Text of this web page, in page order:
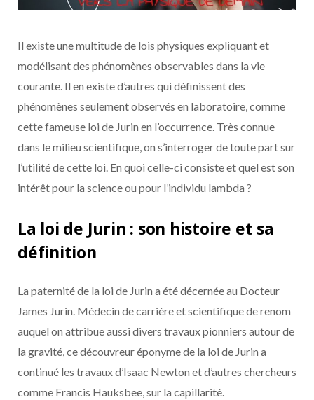
Il existe une multitude de lois physiques expliquant et
modélisant des phénomènes observables dans la vie
courante. Il en existe d’autres qui définissent des
phénomènes seulement observés en laboratoire, comme
cette fameuse loi de Jurin en l’occurrence. Très connue
dans le milieu scientifique, on s’interroger de toute part sur
l’utilité de cette loi. En quoi celle-ci consiste et quel est son
intérêt pour la science ou pour l’individu lambda ?
La loi de Jurin : son histoire et sa
définition
La paternité de la loi de Jurin a été décernée au Docteur
James Jurin. Médecin de carrière et scientifique de renom
auquel on attribue aussi divers travaux pionniers autour de
la gravité, ce découvreur éponyme de la loi de Jurin a
continué les travaux d’Isaac Newton et d’autres chercheurs
comme Francis Hauksbee, sur la capillarité.